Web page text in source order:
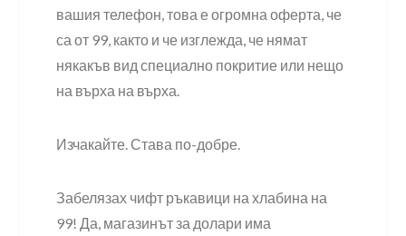
вашия телефон, това е огромна оферта, че
са от 99, както и че изглежда, че нямат
някакъв вид специално покритие или нещо
на върха на върха.
Изчакайте. Става по-добре.
Забелязах чифт ръкавици на хлабина на
99! Да, магазинът за долари има